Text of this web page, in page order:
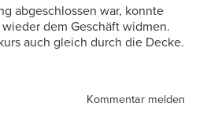
abgeschlossen war, konnte
dem Geschäft widmen.
auch gleich durch die Decke.
Kommentar melden